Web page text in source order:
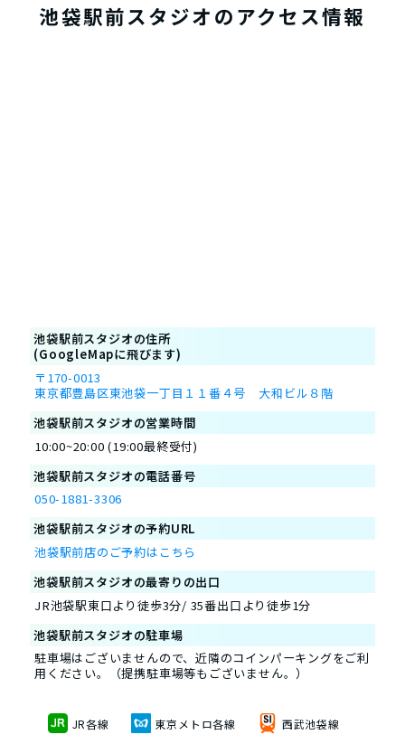
船橋
池袋駅前スタジオのアクセス情報
池袋駅前スタジオの住所
(GoogleMapに飛びます)
〒170-0013
東京都豊島区東池袋一丁目１１番４号 大和ビル８階
池袋駅前スタジオの営業時間
10:00~20:00 (19:00最終受付)
池袋駅前スタジオの電話番号
050-1881-3306
池袋駅前スタジオの予約URL
池袋駅前店のご予約はこちら
池袋駅前スタジオの最寄りの出口
JR池袋駅東口より徒歩3分/ 35番出口より徒歩1分
池袋駅前スタジオの駐車場
駐車場はございませんので、近隣のコインパーキングをご利
用ください。（提携駐車場等もございません。）
JR各線 東京メトロ各線
西武池袋線